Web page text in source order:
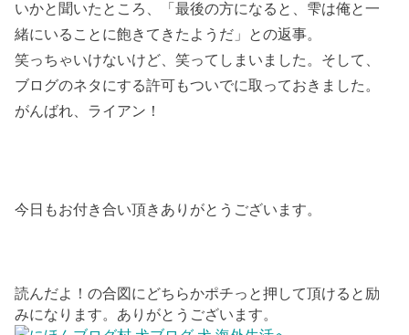
いかと聞いたところ、「最後の方になると、雫は俺と一
緒にいることに飽きてきたようだ」との返事。
笑っちゃいけないけど、笑ってしまいました。そして、
ブログのネタにする許可もついでに取っておきました。
がんばれ、ライアン！
今日もお付き合い頂きありがとうございます。
読んだよ！の合図にどちらかポチっと押して頂けると励
みになります。ありがとうございます。